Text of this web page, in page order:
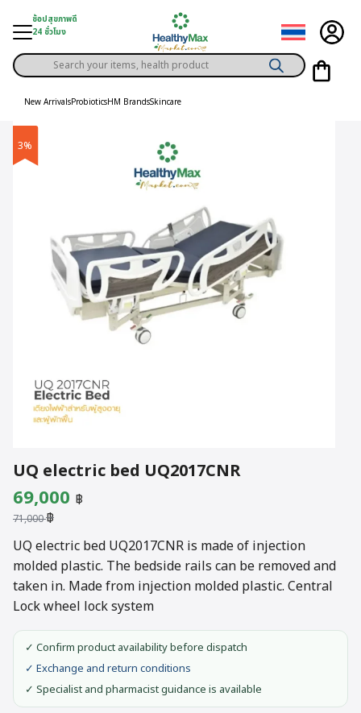
content
ช้อปสุขภาพดี
24 ชั่วโมง
Solution
Products
search
New ArrivalsProbioticsHM BrandsSkincare
3%
UQ electric bed UQ2017CNR
71,000฿
Original
price
was:
71,000 ฿.
69,000 ฿
is:
69,000 ฿.
UQ electric bed UQ2017CNR is made of injection
molded plastic. The bedside rails can be removed and
taken in. Made from injection molded plastic. Central
Lock wheel lock system
✓ Confirm product availability before dispatch
✓ Exchange and return conditions
✓ Specialist and pharmacist guidance is available